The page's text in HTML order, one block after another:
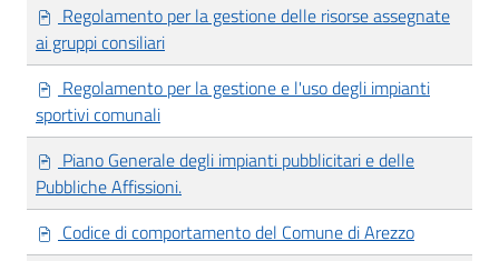
Regolamento per la gestione delle risorse assegnate
ai gruppi consiliari
Regolamento per la gestione e l'uso degli impianti
sportivi comunali
Piano Generale degli impianti pubblicitari e delle
Pubbliche Affissioni.
Codice di comportamento del Comune di Arezzo